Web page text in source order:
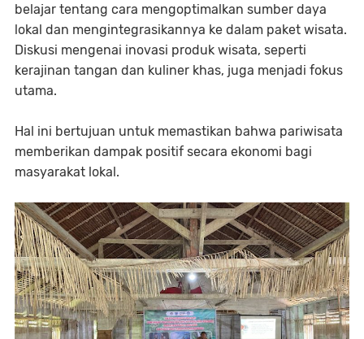
belajar tentang cara mengoptimalkan sumber daya
lokal dan mengintegrasikannya ke dalam paket wisata.
Diskusi mengenai inovasi produk wisata, seperti
kerajinan tangan dan kuliner khas, juga menjadi fokus
utama.
Hal ini bertujuan untuk memastikan bahwa pariwisata
memberikan dampak positif secara ekonomi bagi
masyarakat lokal.